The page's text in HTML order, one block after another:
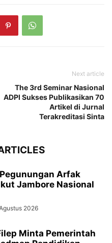
Next article
The 3rd Seminar Nasional
ADPI Sukses Publikasikan 70
Artikel di Jurnal
Terakreditasi Sinta
Arfak
Jambore Nasional
2026
Minta Pemerintah